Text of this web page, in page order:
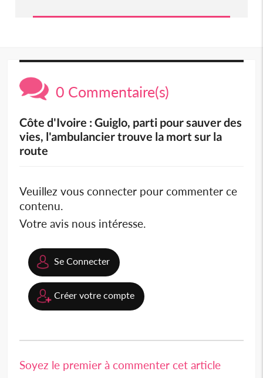
0 Commentaire(s)
Côte d'Ivoire : Guiglo, parti pour sauver des
vies, l'ambulancier trouve la mort sur la
route
Veuillez vous connecter pour commenter ce
contenu.
Votre avis nous intéresse.
Se Connecter
Créer votre compte
Soyez le premier à commenter cet article